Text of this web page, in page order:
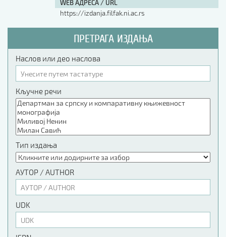
WEB АДРЕСА / URL
https://izdanja.filfak.ni.ac.rs
ПРЕТРАГА ИЗДАЊА
Наслов или део наслова
Кључне речи
Тип издања
АУТОР / AUTHOR
UDK